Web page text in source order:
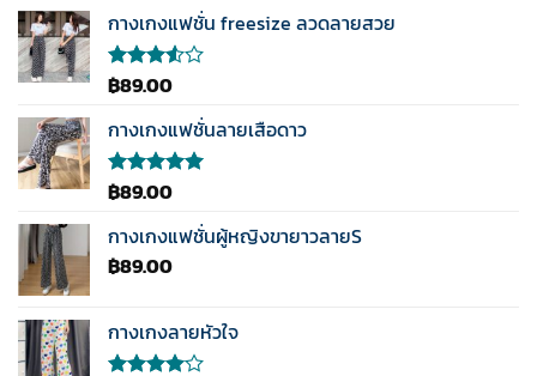
กางเกงแฟชั่น freesize ลวดลายสวย
ให้
ตั้งแต่
1-5
฿89.00
กางเกงแฟชั่นลายเสือดาว
ให้คะแนน
คะแนน
฿89.00
กางเกงแฟชั่นผู้หญิงขายาวลายS
฿89.00
กางเกงลายหัวใจ